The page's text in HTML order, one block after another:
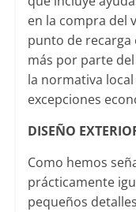
en la compra del
punto de recarga
más por parte
la normativa
excepciones
DISEÑO
Como hemos
prácticamente
pequeños